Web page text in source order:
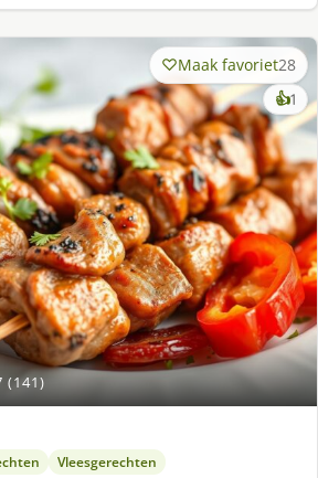
(141)
Maak favoriet28
👍1
Vleesgerechten